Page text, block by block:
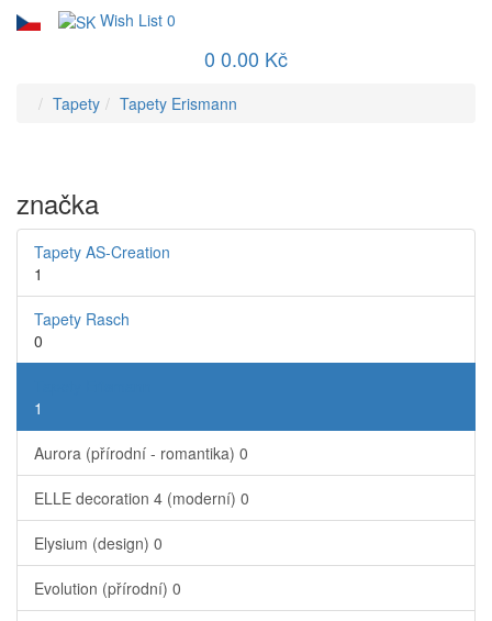
Wish List 0
0 0.00 Kč
Tapety Tapety Erismann
značka
Tapety AS-Creation
1
Tapety Rasch
0
1
Aurora (přírodní - romantika) 0
ELLE decoration 4 (moderní) 0
Elysium (design) 0
Evolution (přírodní) 0